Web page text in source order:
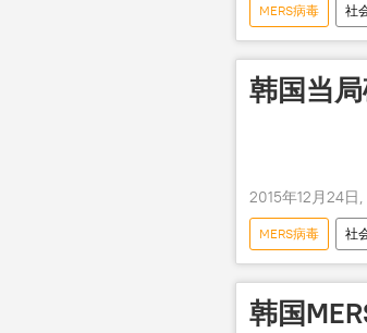
MERS病毒 社
韩国当
2015年12月24日
MERS病毒 社
韩国